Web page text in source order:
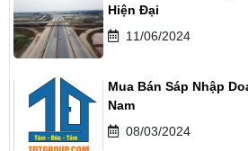
Hiện Đại
11/06/2024
Mua Bán Sáp Nhập
Nam
08/03/2024